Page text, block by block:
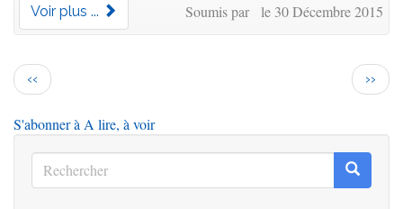
Voir plus ... Soumis par le 30 Décembre 2015
Pagination
Page
précédente
‹‹
Page
››
S'abonner à A lire, à voir
Rechercher
Rechercher